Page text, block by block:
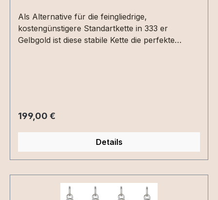
Als Alternative für die feingliedrige,
kostengünstigere Standartkette in 333 er
Gelbgold ist diese stabile Kette die perfekte
Regulärer Preis:
199,00 €
Details